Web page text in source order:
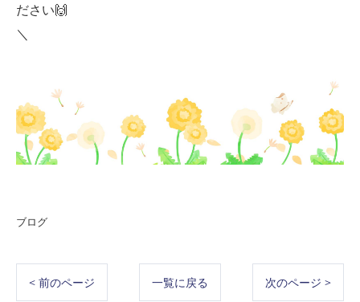
ださい🙌
＼
ブログ
< 前のページ 一覧に戻る 次のページ >